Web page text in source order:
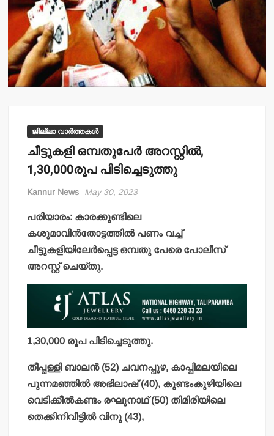
ജില്ലാ വാർത്തകൾ
ചീട്ടുകളി ഒമ്പതുപേര്‍ അറസ്റ്റില്‍,
1,30,000രൂപ പിടിച്ചെടുത്തു
Kannur News May 30, 2023
പരിയാരം: കാരക്കുണ്ടിലെ
കശുമാവിന്‍തോട്ടത്തില്‍ പണം വച്ച്
ചീട്ടുകളിയിലേര്‍പ്പെട്ട ഒമ്പതു പേരെ പോലീസ്
അറസ്റ്റ് ചെയ്തു.
1,30,000 രൂപ പിടിച്ചെടുത്തു.
തീപ്പള്ളി ബാലന്‍ (52) ചവനപ്പുഴ, കാപ്പിമലയിലെ
പുന്നമഞ്ഞില്‍ അഭിലാഷ് (40), കുണ്ടംകുഴിയിലെ
വെടിക്കീല്‍കണ്ടം രഘുനാഥ് (50) തിമിരിയിലെ
തെക്കിനിവീട്ടില്‍ വിനു (43),